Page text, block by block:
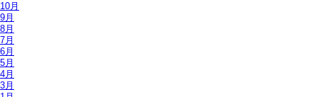
10月
9月
8月
7月
6月
5月
4月
3月